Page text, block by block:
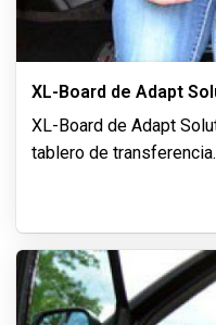
XL-Board de Adapt
XL-Board de Adapt
tablero de transferencia